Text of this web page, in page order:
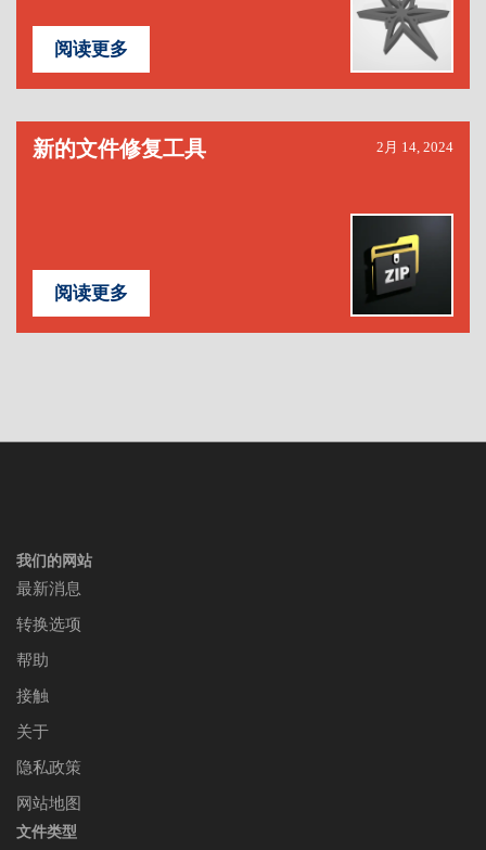
阅读更多
新的文件修复工具 2月 14, 2024
阅读更多
我们的网站
最新消息
转换选项
帮助
接触
关于
隐私政策
网站地图
文件类型